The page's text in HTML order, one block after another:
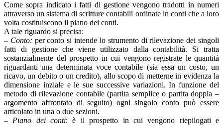
Come sopra indicato i fatti di gestione vengono tradotti in numeri
attraverso un sistema di scritture contabili ordinate in conti che a loro
volta costituiscono il piano dei conti.
A tale riguardo si precisa:
– Conto: per conto si intende lo strumento di rilevazione dei singoli
fatti di gestione che viene utilizzato dalla contabilità. Si tratta
sostanzialmente del prospetto in cui vengono registrate le quantità
riguardanti una determinata voce contabile (sia essa un costo, un
ricavo, un debito o un credito), allo scopo di metterne in evidenza la
dimensione inziale e le sue successive variazioni. In funzione del
metodo di rilevazione contabile (partita semplice o partita doppia –
argomento affrontato di seguito) ogni singolo conto può essere
articolato in una o due sezioni.
– Piano dei conti: è il prospetto in cui vengono riepilogati e